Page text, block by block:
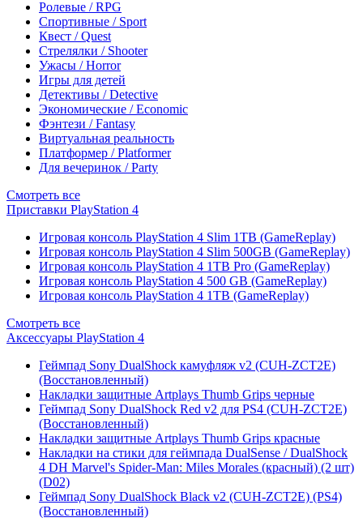
Ролевые / RPG
Спортивные / Sport
Квест / Quest
Стрелялки / Shooter
Ужасы / Horror
Игры для детей
Детективы / Detective
Экономические / Economic
Фэнтези / Fantasy
Виртуальная реальность
Платформер / Platformer
Для вечеринок / Party
Смотреть все
Приставки PlayStation 4
Игровая консоль PlayStation 4 Slim 1TB (GameReplay)
Игровая консоль PlayStation 4 Slim 500GB (GameReplay)
Игровая консоль PlayStation 4 1TB Pro (GameReplay)
Игровая консоль PlayStation 4 500 GB (GameReplay)
Игровая консоль PlayStation 4 1TB (GameReplay)
Смотреть все
Аксессуары PlayStation 4
Геймпад Sony DualShock камуфляж v2 (CUH-ZCT2E)
(Восстановленный)
Накладки защитные Artplays Thumb Grips черные
Геймпад Sony DualShock Red v2 для PS4 (CUH-ZCT2E)
(Восстановленный)
Накладки защитные Artplays Thumb Grips красные
Накладки на стики для геймпада DualSense / DualShock
4 DH Marvel's Spider-Man: Miles Morales (красный) (2 шт)
(D02)
Геймпад Sony DualShock Black v2 (CUH-ZCT2E) (PS4)
(Восстановленный)